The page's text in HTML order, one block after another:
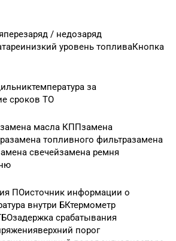
/ недозаряд
уровень топливаКнопка
за
сроков ТО
масла КППзамена
топливного фильтразамена
свечейзамена ремня
ПОисточник информации о
внутри БКтермометр
срабатывания
порог